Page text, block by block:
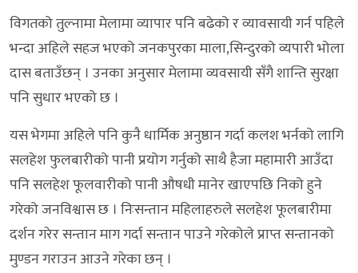
विगतको तुल्नामा मेलामा व्यापार पनि बढेको र व्यावसायी गर्न पहिले
भन्दा अहिले सहज भएको जनकपुरका माला,सिन्दुरको व्यपारी भोला
दास बताउँछन् । उनका अनुसार मेलामा व्यवसायी सँगै शान्ति सुरक्षा
पनि सुधार भएको छ ।
यस भेगमा अहिले पनि कुनै धार्मिक अनुष्ठान गर्दा कलश भर्नको लागि
सलहेश फुलबारीको पानी प्रयोग गर्नुको साथै हैजा महामारी आउँदा
पनि सलहेश फूलवारीको पानी औषधी मानेर खाएपछि निको हुने
गरेको जनविश्वास छ । निःसन्तान महिलाहरुले सलहेश फूलबारीमा
दर्शन गरेर सन्तान माग गर्दा सन्तान पाउने गरेकोले प्राप्त सन्तानको
मुण्डन गराउन आउने गरेका छन् ।